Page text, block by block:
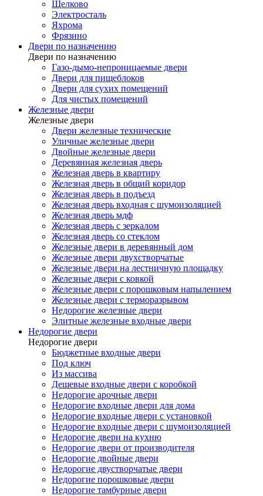
Щелково
Электросталь
Яхрома
Фрязино
Двери по назначению
Двери по назначению
Газо-дымо-непроницаемые двери
Двери для пищеблоков
Двери для сухих помещений
Для чистых помещений
Железные двери
Железные двери
Двери железные технические
Уличные железные двери
Двойные железные двери
Деревянная железная дверь
Железная дверь в квартиру
Железная дверь в общий коридор
Железная дверь в подъезд
Железная дверь входная с шумоизоляцией
Железная дверь мдф
Железная дверь с зеркалом
Железная дверь со стеклом
Железные двери в деревянный дом
Железные двери двухстворчатые
Железные двери на лестничную площадку
Железные двери с ковкой
Железные двери с порошковым напылением
Железные двери с терморазрывом
Недорогие железные двери
Элитные железные входные двери
Недорогие двери
Недорогие двери
Бюджетные входные двери
Под ключ
Из массива
Дешевые входные двери с коробкой
Недорогие арочные двери
Недорогие входные двери для дома
Недорогие входные двери с установкой
Недорогие входные двери с шумоизоляцией
Недорогие двери на кухню
Недорогие двери от производителя
Недорогие двойные двери
Недорогие двустворчатые двери
Недорогие порошковые двери
Недорогие тамбурные двери